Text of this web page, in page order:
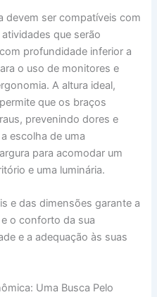
devem ser compatíveis com
que serão
profundidade inferior a
o uso de monitores e
A altura ideal,
que os braços
prevenindo dores e
escolha de uma
para acomodar um
e uma luminária.
e das dimensões garante a
o conforto da sua
e a adequação às suas
Uma Busca Pelo